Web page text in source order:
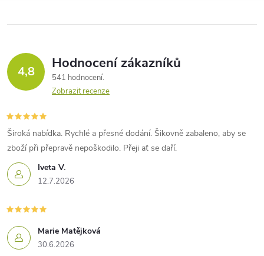
4,8 Hodnocení zákazníků
541 hodnocení
Zobrazit recenze
Iveta V.
12.7.2026
Široká nabídka. Rychlé a přesné dodání. Šikovně zabaleno, aby se
zboží při přepravě nepoškodilo. Přeji ať se daří.
Marie Matějková
30.6.2026